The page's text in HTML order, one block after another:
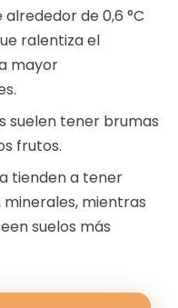
de 0,6 °C
ralentiza el
mayor
suelen tener brumas
frutos.
tienden a tener
mientras
suelos más